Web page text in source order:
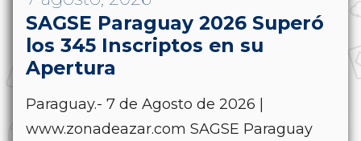
SAGSE Paraguay 2026 Superó
los 345 Inscriptos en su
Apertura
Paraguay.- 7 de Agosto de 2026 |
www.zonadeazar.com SAGSE Paraguay